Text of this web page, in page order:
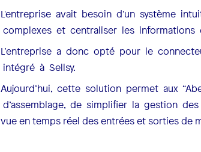
L'entreprise avait besoin d'un système
complexes et centraliser les informations
L’entreprise a donc opté pour le
intégré à Sellsy.
Aujourd’hui, cette solution permet aux
d’assemblage, de simplifier la gestion
vue en temps réel des entrées et sorties de